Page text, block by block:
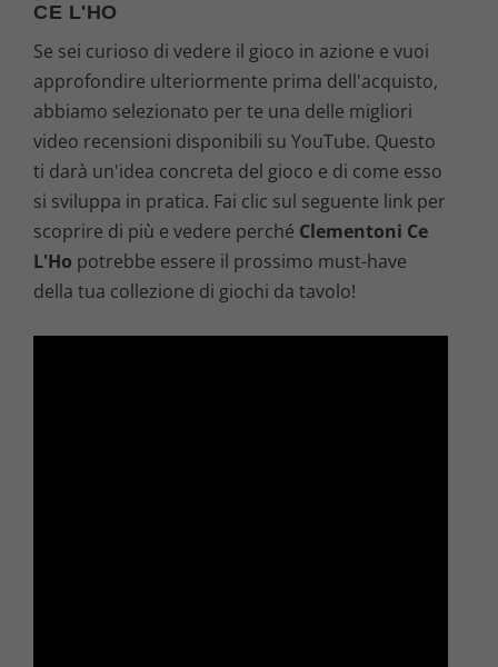
CE L'HO
Se sei curioso di vedere il gioco in azione e vuoi
approfondire ulteriormente prima dell'acquisto,
abbiamo selezionato per te una delle migliori
video recensioni disponibili su YouTube. Questo
ti darà un'idea concreta del gioco e di come esso
si sviluppa in pratica. Fai clic sul seguente link per
scoprire di più e vedere perché Clementoni Ce
L'Ho potrebbe essere il prossimo must-have
della tua collezione di giochi da tavolo!